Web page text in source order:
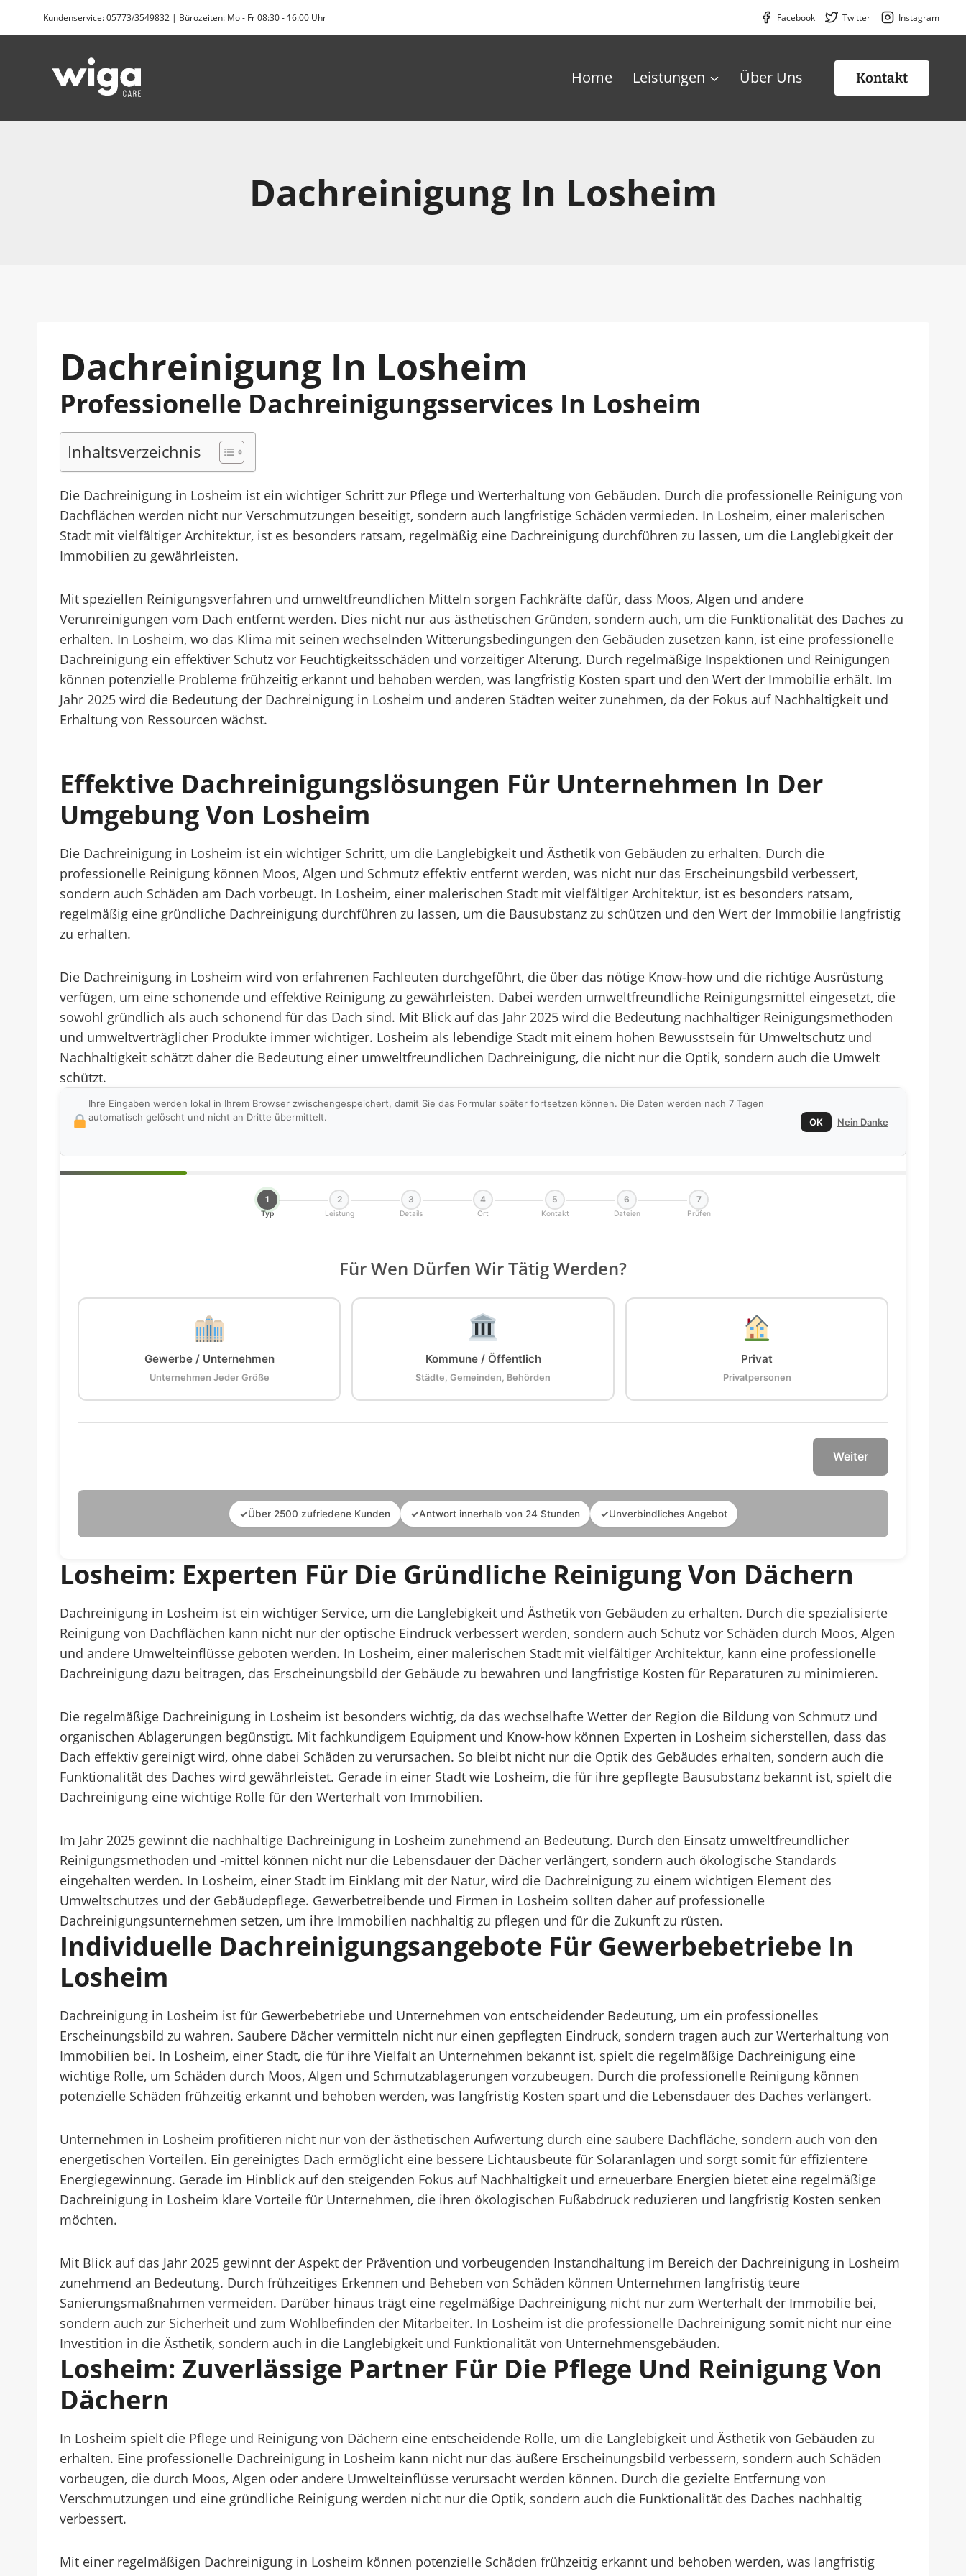
Kundenservice:05773/3549832 | Bürozeiten: Mo - Fr 08:30 - 16:00 Uhr Facebook Twitter Instagram
Home Leistungen Über Uns Kontakt
Dachreinigung In Losheim
Dachreinigung In Losheim
Professionelle Dachreinigungsservices In Losheim
Inhaltsverzeichnis
Die Dachreinigung in Losheim ist ein wichtiger Schritt zur Pflege und Werterhaltung von Gebäuden. Durch die professionelle Reinigung von
Dachflächen werden nicht nur Verschmutzungen beseitigt, sondern auch langfristige Schäden vermieden. In Losheim, einer malerischen
Stadt mit vielfältiger Architektur, ist es besonders ratsam, regelmäßig eine Dachreinigung durchführen zu lassen, um die Langlebigkeit der
Immobilien zu gewährleisten.
Mit speziellen Reinigungsverfahren und umweltfreundlichen Mitteln sorgen Fachkräfte dafür, dass Moos, Algen und andere
Verunreinigungen vom Dach entfernt werden. Dies nicht nur aus ästhetischen Gründen, sondern auch, um die Funktionalität des Daches zu
erhalten. In Losheim, wo das Klima mit seinen wechselnden Witterungsbedingungen den Gebäuden zusetzen kann, ist eine professionelle
Dachreinigung ein effektiver Schutz vor Feuchtigkeitsschäden und vorzeitiger Alterung. Durch regelmäßige Inspektionen und Reinigungen
können potenzielle Probleme frühzeitig erkannt und behoben werden, was langfristig Kosten spart und den Wert der Immobilie erhält. Im
Jahr 2025 wird die Bedeutung der Dachreinigung in Losheim und anderen Städten weiter zunehmen, da der Fokus auf Nachhaltigkeit und
Erhaltung von Ressourcen wächst.
Effektive Dachreinigungslösungen Für Unternehmen In Der
Umgebung Von Losheim
Die Dachreinigung in Losheim ist ein wichtiger Schritt, um die Langlebigkeit und Ästhetik von Gebäuden zu erhalten. Durch die
professionelle Reinigung können Moos, Algen und Schmutz effektiv entfernt werden, was nicht nur das Erscheinungsbild verbessert,
sondern auch Schäden am Dach vorbeugt. In Losheim, einer malerischen Stadt mit vielfältiger Architektur, ist es besonders ratsam,
regelmäßig eine gründliche Dachreinigung durchführen zu lassen, um die Bausubstanz zu schützen und den Wert der Immobilie langfristig
zu erhalten.
Die Dachreinigung in Losheim wird von erfahrenen Fachleuten durchgeführt, die über das nötige Know-how und die richtige Ausrüstung
verfügen, um eine schonende und effektive Reinigung zu gewährleisten. Dabei werden umweltfreundliche Reinigungsmittel eingesetzt, die
sowohl gründlich als auch schonend für das Dach sind. Mit Blick auf das Jahr 2025 wird die Bedeutung nachhaltiger Reinigungsmethoden
und umweltverträglicher Produkte immer wichtiger. Losheim als lebendige Stadt mit einem hohen Bewusstsein für Umweltschutz und
Nachhaltigkeit schätzt daher die Bedeutung einer umweltfreundlichen Dachreinigung, die nicht nur die Optik, sondern auch die Umwelt
schützt.
Ihre Eingaben werden lokal in Ihrem Browser zwischengespeichert, damit Sie das Formular später fortsetzen können. Die Daten werden nach 7 Tagen
automatisch gelöscht und nicht an Dritte übermittelt.
OK Nein Danke
1
Typ
2
Leistung
3
Details
4
Ort
5
Kontakt
6
Dateien
7
Prüfen
Für Wen Dürfen Wir Tätig Werden?
Gewerbe / Unternehmen
Unternehmen Jeder Größe
Kommune / Öffentlich
Städte, Gemeinden, Behörden
Privat
Privatpersonen
Weiter
✓Über 2500 zufriedene Kunden ✓Antwort innerhalb von 24 Stunden ✓Unverbindliches Angebot
Losheim: Experten Für Die Gründliche Reinigung Von Dächern
Dachreinigung in Losheim ist ein wichtiger Service, um die Langlebigkeit und Ästhetik von Gebäuden zu erhalten. Durch die spezialisierte
Reinigung von Dachflächen kann nicht nur der optische Eindruck verbessert werden, sondern auch Schutz vor Schäden durch Moos, Algen
und andere Umwelteinflüsse geboten werden. In Losheim, einer malerischen Stadt mit vielfältiger Architektur, kann eine professionelle
Dachreinigung dazu beitragen, das Erscheinungsbild der Gebäude zu bewahren und langfristige Kosten für Reparaturen zu minimieren.
Die regelmäßige Dachreinigung in Losheim ist besonders wichtig, da das wechselhafte Wetter der Region die Bildung von Schmutz und
organischen Ablagerungen begünstigt. Mit fachkundigem Equipment und Know-how können Experten in Losheim sicherstellen, dass das
Dach effektiv gereinigt wird, ohne dabei Schäden zu verursachen. So bleibt nicht nur die Optik des Gebäudes erhalten, sondern auch die
Funktionalität des Daches wird gewährleistet. Gerade in einer Stadt wie Losheim, die für ihre gepflegte Bausubstanz bekannt ist, spielt die
Dachreinigung eine wichtige Rolle für den Werterhalt von Immobilien.
Im Jahr 2025 gewinnt die nachhaltige Dachreinigung in Losheim zunehmend an Bedeutung. Durch den Einsatz umweltfreundlicher
Reinigungsmethoden und -mittel können nicht nur die Lebensdauer der Dächer verlängert, sondern auch ökologische Standards
eingehalten werden. In Losheim, einer Stadt im Einklang mit der Natur, wird die Dachreinigung zu einem wichtigen Element des
Umweltschutzes und der Gebäudepflege. Gewerbetreibende und Firmen in Losheim sollten daher auf professionelle
Dachreinigungsunternehmen setzen, um ihre Immobilien nachhaltig zu pflegen und für die Zukunft zu rüsten.
Individuelle Dachreinigungsangebote Für Gewerbebetriebe In
Losheim
Dachreinigung in Losheim ist für Gewerbebetriebe und Unternehmen von entscheidender Bedeutung, um ein professionelles
Erscheinungsbild zu wahren. Saubere Dächer vermitteln nicht nur einen gepflegten Eindruck, sondern tragen auch zur Werterhaltung von
Immobilien bei. In Losheim, einer Stadt, die für ihre Vielfalt an Unternehmen bekannt ist, spielt die regelmäßige Dachreinigung eine
wichtige Rolle, um Schäden durch Moos, Algen und Schmutzablagerungen vorzubeugen. Durch die professionelle Reinigung können
potenzielle Schäden frühzeitig erkannt und behoben werden, was langfristig Kosten spart und die Lebensdauer des Daches verlängert.
Unternehmen in Losheim profitieren nicht nur von der ästhetischen Aufwertung durch eine saubere Dachfläche, sondern auch von den
energetischen Vorteilen. Ein gereinigtes Dach ermöglicht eine bessere Lichtausbeute für Solaranlagen und sorgt somit für effizientere
Energiegewinnung. Gerade im Hinblick auf den steigenden Fokus auf Nachhaltigkeit und erneuerbare Energien bietet eine regelmäßige
Dachreinigung in Losheim klare Vorteile für Unternehmen, die ihren ökologischen Fußabdruck reduzieren und langfristig Kosten senken
möchten.
Mit Blick auf das Jahr 2025 gewinnt der Aspekt der Prävention und vorbeugenden Instandhaltung im Bereich der Dachreinigung in Losheim
zunehmend an Bedeutung. Durch frühzeitiges Erkennen und Beheben von Schäden können Unternehmen langfristig teure
Sanierungsmaßnahmen vermeiden. Darüber hinaus trägt eine regelmäßige Dachreinigung nicht nur zum Werterhalt der Immobilie bei,
sondern auch zur Sicherheit und zum Wohlbefinden der Mitarbeiter. In Losheim ist die professionelle Dachreinigung somit nicht nur eine
Investition in die Ästhetik, sondern auch in die Langlebigkeit und Funktionalität von Unternehmensgebäuden.
Losheim: Zuverlässige Partner Für Die Pflege Und Reinigung Von
Dächern
In Losheim spielt die Pflege und Reinigung von Dächern eine entscheidende Rolle, um die Langlebigkeit und Ästhetik von Gebäuden zu
erhalten. Eine professionelle Dachreinigung in Losheim kann nicht nur das äußere Erscheinungsbild verbessern, sondern auch Schäden
vorbeugen, die durch Moos, Algen oder andere Umwelteinflüsse verursacht werden können. Durch die gezielte Entfernung von
Verschmutzungen und eine gründliche Reinigung werden nicht nur die Optik, sondern auch die Funktionalität des Daches nachhaltig
verbessert.
Mit einer regelmäßigen Dachreinigung in Losheim können potenzielle Schäden frühzeitig erkannt und behoben werden, was langfristig